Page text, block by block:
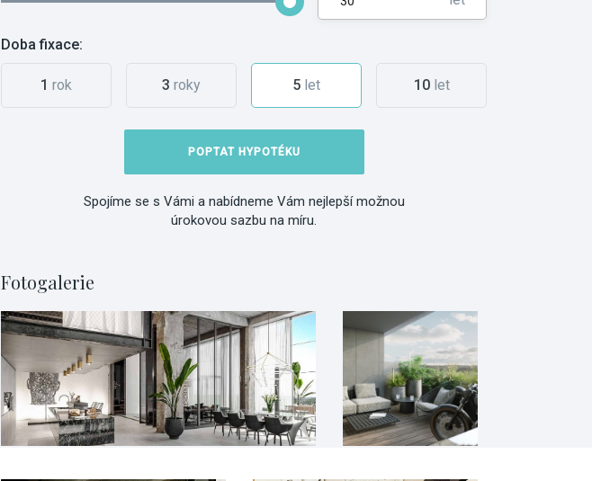
Doba fixace:
1 rok 3 roky 5 let 10let
POPTAT HYPOTÉKU
Spojíme se s Vámi a nabídneme Vám nejlepší možnou
úrokovou sazbu na míru.
Fotogalerie